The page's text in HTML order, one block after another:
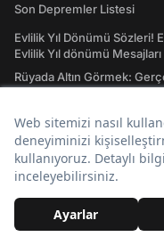
Son Depremler Listesi
Evlilik Yıl Dönümü Sözleri!
Evlilik Yıl dönümü Mesajları
Rüyada Altın Görmek:
Doğal Taşların Merak
Hangi Doğal Taş Ne İşe
Emojilerin Anlamları: 2023
Çok Kullanılan Emojiler ve
Kullanılan Atasözleri ve
Tavla Diziliş Şekli Nasıldır?